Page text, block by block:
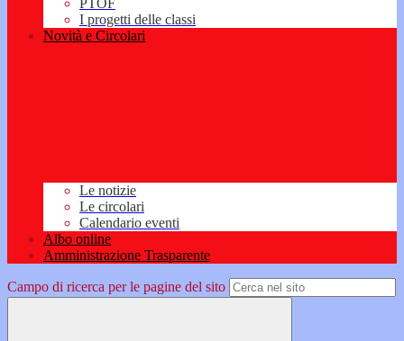
PTOF
I progetti delle classi
Novità e Circolari
Le notizie
Le circolari
Calendario eventi
Albo online
Amministrazione Trasparente
Campo di ricerca per le pagine del sito